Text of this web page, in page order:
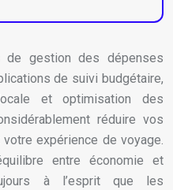
de gestion des dépenses
de suivi budgétaire,
et optimisation des
réduire vos
expérience de voyage.
entre économie et
à l’esprit que les